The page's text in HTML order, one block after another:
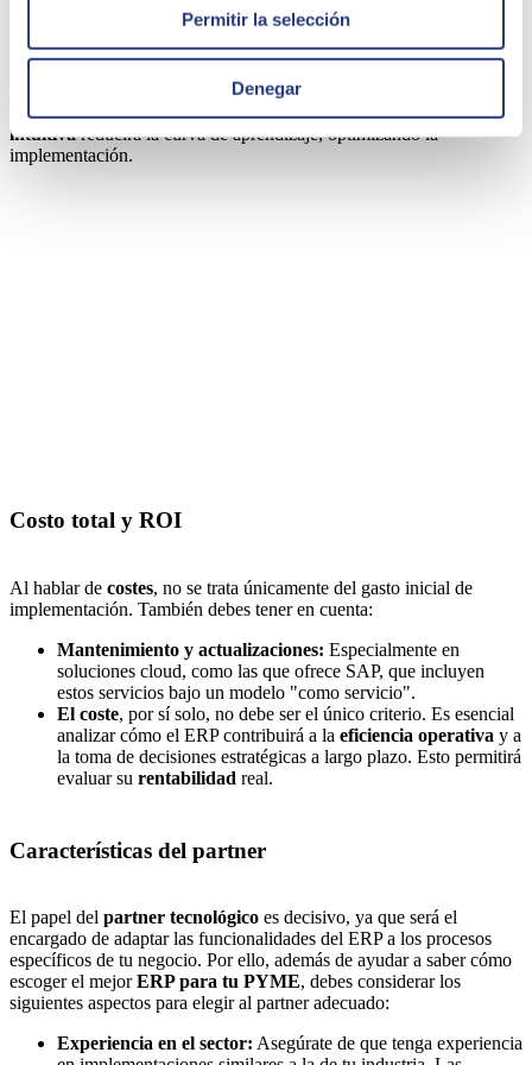
Permitir la selección
Denegar
con mano de obra artificial, liberando recursos para otras áreas del
Finalmente, considera el nivel decapacidad y adopción
usuarios que utilizarán el sistema. Un ERP con unainterfaz
intuitivareducirá la curva de aprendizaje, optimizando la
implementación.
Costo total y ROI
Al hablar de costes, no se trata únicamente del gasto inicial de
implementación. También debes tener en cuenta:
Mantenimiento y actualizaciones: Especialmente en
soluciones cloud, como las que ofrece SAP, que incluyen
estos servicios bajo un modelo "como servicio".
El coste, por sí solo, no debe ser el único criterio. Es esencial
analizar cómo el ERP contribuirá a la eficiencia operativa y a
la toma de decisiones estratégicas a largo plazo. Esto permitirá
evaluar su rentabilidad real.
Características del partner
El papel del partner tecnológico es decisivo, ya que será el
encargado de adaptar las funcionalidades del ERP a los procesos
específicos de tu negocio. Por ello, además de ayudar a saber cómo
escoger el mejorERP para tu PYME, debes considerar los
siguientes aspectos para elegir al partner adecuado:
Experiencia en el sector: Asegúrate de que tenga experiencia